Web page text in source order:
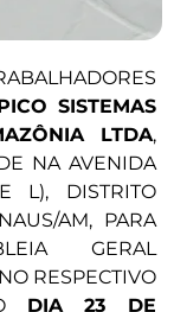
SISTEMAS
LTDA,
NA AVENIDA
L), DISTRITO
AM, PARA
GERAL
RESPECTIVO
DIA 23 DE